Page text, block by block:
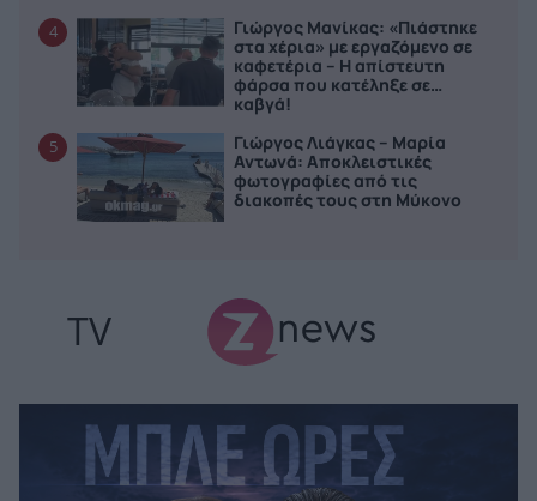
4
Γιώργος Μανίκας: «Πιάστηκε
στα χέρια» με εργαζόμενο σε
καφετέρια – Η απίστευτη
φάρσα που κατέληξε σε…
καβγά!
5
Γιώργος Λιάγκας – Μαρία
Αντωνά: Αποκλειστικές
φωτογραφίες από τις
διακοπές τους στη Μύκονο
TV